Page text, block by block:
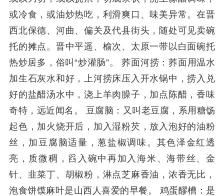
或冷食，或油炒热吃，利滑爽口、味美异常。在晋
西北保德、河曲、偏关及代县街头，随处可见卖碗
托的摊点。晋中平遥、榆次、太原一带以白面碗托
热炒居多，俗叫“炒灌肠”。 荞面河捞：荞面用温水
加生石灰水和好，上河捞床压入开水锅中，捞入兑
好的盐醋汤水中，浇上羊肉臊子，加点陈醋，香味
奇特，远近闻名。 豆腐脑：又叫老豆腐，系用糖饧
起色，加火烧开后，加入湿粉芡，放入泡好的油粉
丝，加豆腐脑适量，葱盐椒调味。其色泽金红透
亮，质微稠，舀入碗中再加入海米、海带丝、金
针、韭菜丁、胡椒粉，淋点芝麻香油，浓香无比，
泡食饼馍麻叶是山西人喜爱的早餐。 鸡蛋醪槽：是